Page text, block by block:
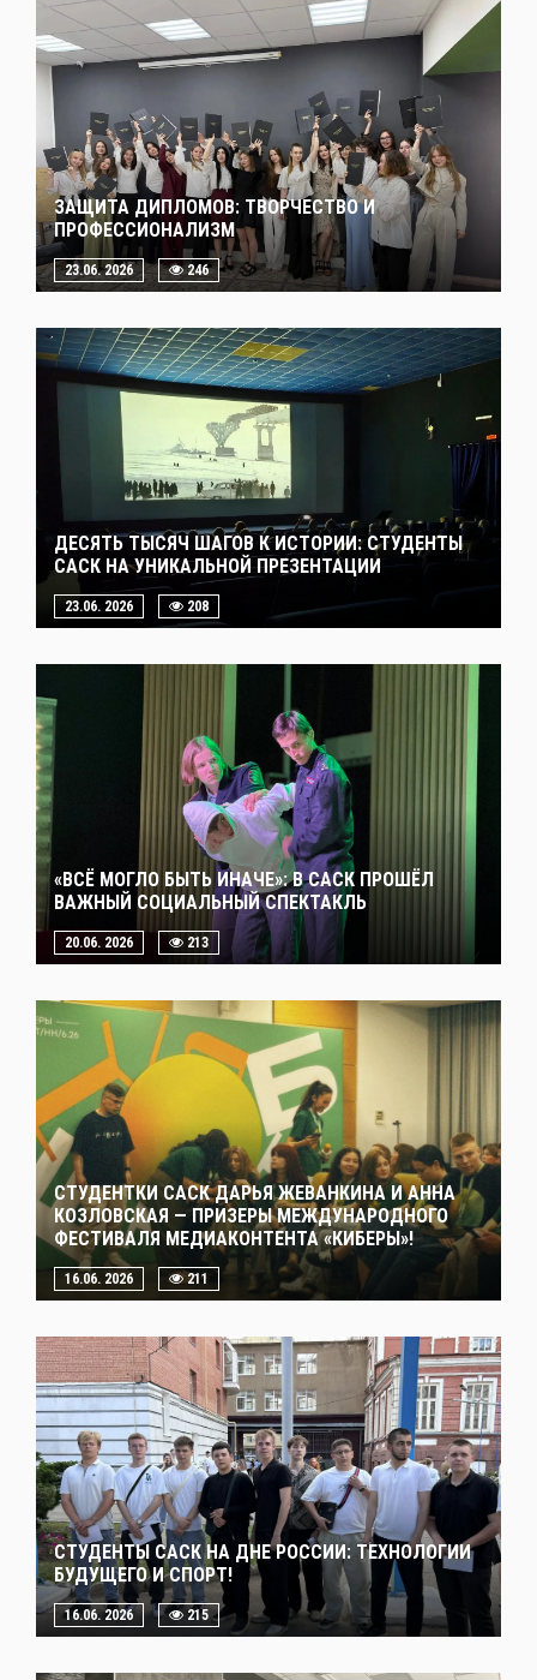
ЗАЩИТА ДИПЛОМОВ: ТВОРЧЕСТВО И
ПРОФЕССИОНАЛИЗМ
23.06. 2026 246
ДЕСЯТЬ ТЫСЯЧ ШАГОВ К ИСТОРИИ: СТУДЕНТЫ
САСК НА УНИКАЛЬНОЙ ПРЕЗЕНТАЦИИ
23.06. 2026 208
«ВСЁ МОГЛО БЫТЬ ИНАЧЕ»: В САСК ПРОШЁЛ
ВАЖНЫЙ СОЦИАЛЬНЫЙ СПЕКТАКЛЬ
20.06. 2026 213
СТУДЕНТКИ САСК ДАРЬЯ ЖЕВАНКИНА И АННА
КОЗЛОВСКАЯ — ПРИЗЕРЫ МЕЖДУНАРОДНОГО
ФЕСТИВАЛЯ МЕДИАКОНТЕНТА «КИБЕРЫ»!
16.06. 2026 211
СТУДЕНТЫ САСК НА ДНЕ РОССИИ: ТЕХНОЛОГИИ
БУДУЩЕГО И СПОРТ!
16.06. 2026 215